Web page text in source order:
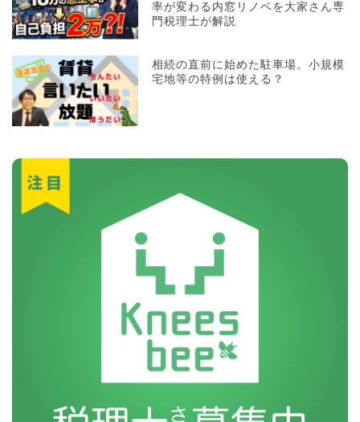
率が変わる内窓リノベを大家さん専
門税理士が解説
相続の直前に始めた駐車場。小規模
宅地等の特例は使える？